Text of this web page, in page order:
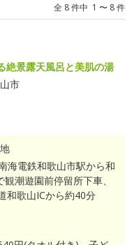
全 8 件中 1 〜 8 件
絶景露天風呂と美肌の湯
市
海電鉄和歌山市駅から和
潮遊園前停留所下車、
和歌山ICから約40分